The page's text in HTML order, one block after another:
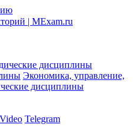
дисциплины
Экономика, управление,
дисциплины
Telegram